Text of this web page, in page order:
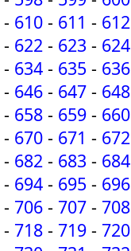
- 610 - 611 - 612
- 622 - 623 - 624
- 634 - 635 - 636
- 646 - 647 - 648
- 658 - 659 - 660
- 670 - 671 - 672
- 682 - 683 - 684
- 694 - 695 - 696
- 706 - 707 - 708
- 718 - 719 - 720